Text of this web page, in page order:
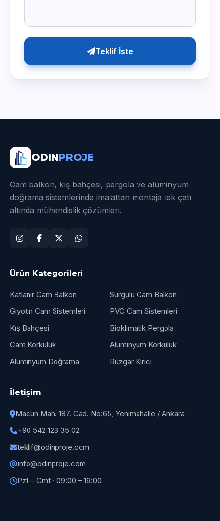
Teklif İste
ODINPROJE
Cam balkon, kış bahçesi, pergola ve alüminyum
doğrama sistemlerinde imalattan montaja tek çatı
altında mühendislik çözümleri.
Ürün Kategorileri
Katlanır Cam Balkon
Sürgülü Cam Balkon
Giyotin Cam Sistemleri
PVC Cam Sistemleri
Kış Bahçesi
Bioklimatik Pergola
Cam Korkuluk
Alüminyum Korkuluk
Alüminyum Doğrama
Rüzgar Kırıcı
İletişim
Macun Mah. 187. Cad. No:65, Yenimahalle / Ankara
+90 542 128 35 02
teklif@odinproje.com
info@odinproje.com
Pzt – Cmt · 09:00 – 19:00